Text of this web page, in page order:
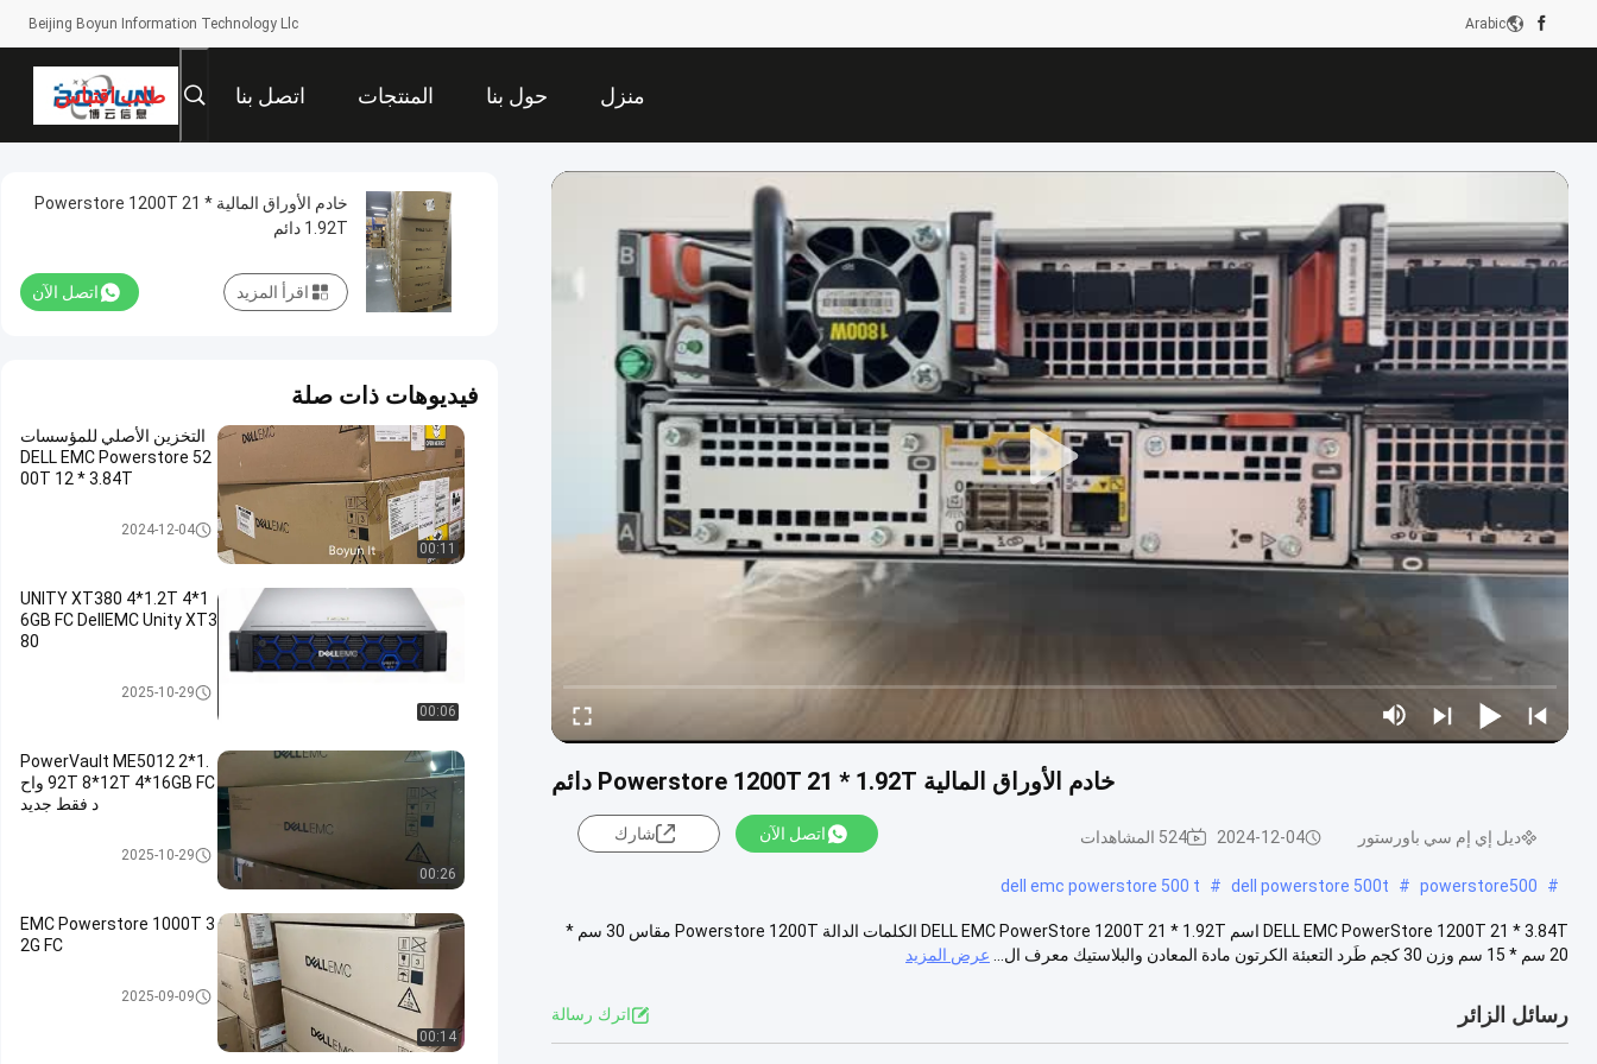
Beijing Boyun Information Technology Llc Arabic
منزل حول بنا المنتجات اتصل بنا طلب اقتباس
خادم الأوراق المالية Powerstore 1200T 21 * 1.92T دائم
ديل إي إم سي باورستور 2024-12-04 524 المشاهدات اتصل الآن شارك
#
powerstore500
#
dell powerstore 500t
#
dell emc powerstore 500 t
DELL EMC PowerStore 1200T 21 * 3.84T اسم DELL EMC PowerStore 1200T 21 * 1.92T الكلمات الدالة Powerstore 1200T مقاس 30 سم *
20 سم * 15 سم وزن 30 كجم طَرد التعبئة الكرتون مادة المعادن والبلاستيك معرف ال...
عرض المزيد
رسائل الزائر اترك رسالة
خادم الأوراق المالية Powerstore 1200T 21 *
1.92T دائم
اتصل الآن اقرأ المزيد
فيديوهات ذات صلة
00:11
التخزين الأصلي للمؤسسات
DELL EMC Powerstore 52
00T 12 * 3.84T
ديل إي إم سي باورستور2024-12-04
00:06
UNITY XT380 4*1.2T 4*1
6GB FC DellEMC Unity XT3
80
وحدة تخزين DELL EMC Unity
2025-10-29
00:26
PowerVault ME5012 2*1.
92T 8*12T 4*16GB FC واح
د فقط جديد
وحدة تخزين DELL EMC Unity
2025-10-29
00:14
EMC Powerstore 1000T 3
2G FC
وحدة تخزين DELL EMC Unity
2025-09-09